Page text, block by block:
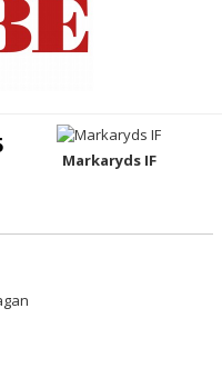
Markaryds IF